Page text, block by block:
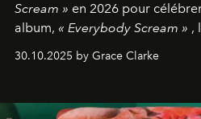
Scream » en 2026 pour
album, « Everybody Scream » ,
dates nord-américaines
30.10.2025 by Grace Clarke